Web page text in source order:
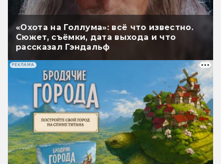
«Охота на Голлума»: всё что известно.
Сюжет, съёмки, дата выхода и что
рассказал Гэндальф
РЕКЛАМА